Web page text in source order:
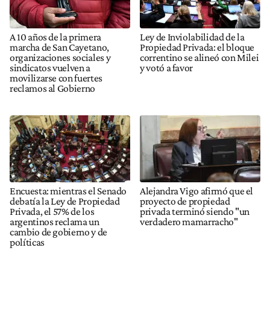
A 10 años de la primera
marcha de San Cayetano,
organizaciones sociales y
sindicatos vuelven a
movilizarse con fuertes
reclamos al Gobierno
Ley de Inviolabilidad de la
Propiedad Privada: el bloque
correntino se alineó con Milei
y votó a favor
Encuesta: mientras el Senado
debatía la Ley de Propiedad
Privada, el 57% de los
argentinos reclama un
cambio de gobierno y de
políticas
Alejandra Vigo afirmó que el
proyecto de propiedad
privada terminó siendo "un
verdadero mamarracho"